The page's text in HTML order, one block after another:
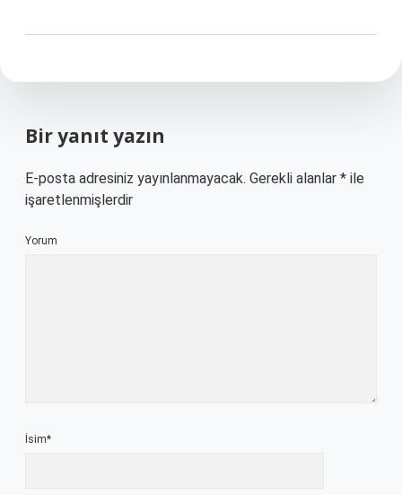
Bir yanıt yazın
E-posta adresiniz yayınlanmayacak. Gerekli alanlar * ile
işaretlenmişlerdir
Yorum
İsim*